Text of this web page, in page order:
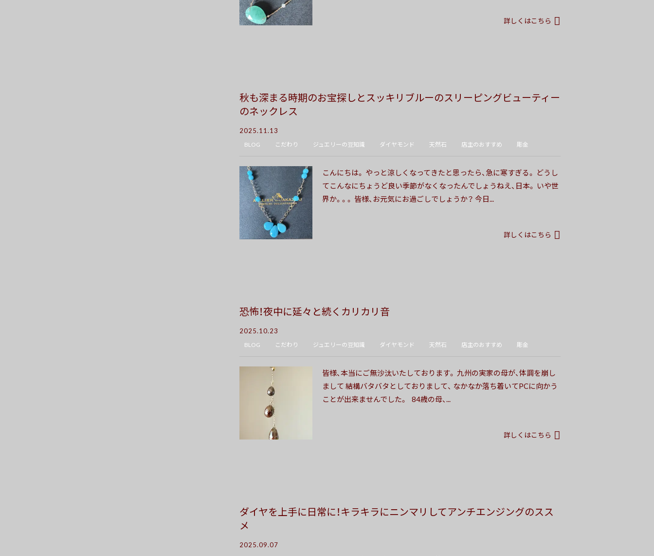
詳しくはこちら
秋も深まる時期のお宝探しとスッキリブルーのスリーピングビューティー
のネックレス
2025.11.13
BLOG こだわり ジュエリーの豆知識 ダイヤモンド 天然石 店主のおすすめ 彫金
こんにちは。 やっと涼しくなってきたと思ったら、急に寒すぎる。 どうし
てこんなにちょうど良い季節がなくなったんでしょうねえ、日本。 いや世
界か。。。 皆様、お元気にお過ごしでしょうか？ 今日...
詳しくはこちら
恐怖！夜中に延々と続くカリカリ音
2025.10.23
BLOG こだわり ジュエリーの豆知識 ダイヤモンド 天然石 店主のおすすめ 彫金
皆様、本当にご無沙汰いたしております。 九州の実家の母が、体調を崩し
まして 結構バタバタとしておりまして、 なかなか落ち着いてPCに向かう
ことが出来ませんでした。 84歳の母、...
詳しくはこちら
ダイヤを上手に日常に！キラキラにニンマリしてアンチエンジングのスス
メ
2025.09.07